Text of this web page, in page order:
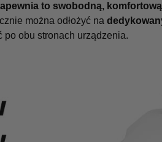
to swobodną,
można odłożyć na
po obu stronach urządzenia.